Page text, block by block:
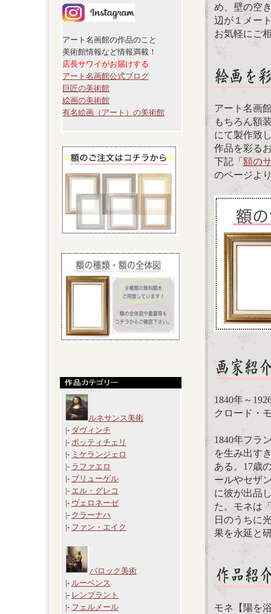
アート名画館の作品のこと
美術館情報など情報満載！
店長サワイがお届けする
アート名画館公式ブログ
巨匠の美術館
絵画の美術館
有名絵画（アート）の美術館
ルネサンス美術
|- ダヴィンチ
|- ボッティチェリ
|- ミケランジェロ
|- ラファエロ
|- ブリューゲル
|- エル・グレコ
|- ヴェロネーゼ
|- クラーナハ
|- ファン・エイク
バロック美術
|- ルーベンス
|- レンブラント
|- フェルメール
め、壁の空
辺が１メー
お気軽にご
アート名画
もちろん額
にて製作致
作品を彩る
下記「額の
のページよ
1840年～
クロード
1840年フラ
を生み出す
ある。17歳
ールやセザ
に彼が出品
た。モネは
日のうちに
果を永延と
モネ【陽を